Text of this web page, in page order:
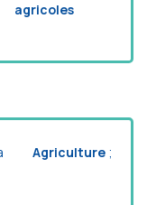
agricoles
Agriculture ;